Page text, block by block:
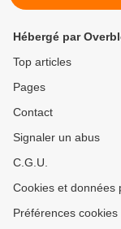
Hébergé par
Top articles
Pages
Contact
Signaler un abus
C.G.U.
Cookies et données
Préférences cookies